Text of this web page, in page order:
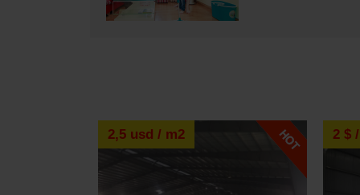
Nên bán nhà có
MUA VÀ CHO
12/12/2022
2,5 usd / m2 2 $